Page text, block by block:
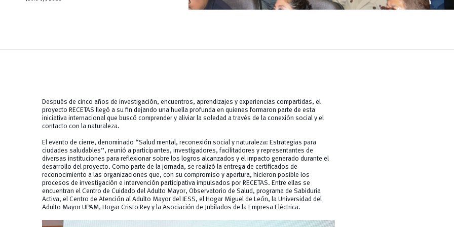
Después de cinco años de investigación, encuentros, aprendizajes y experiencias compartidas, el
proyecto RECETAS llegó a su fin dejando una huella profunda en quienes formaron parte de esta
iniciativa internacional que buscó comprender y aliviar la soledad a través de la conexión social y el
contacto con la naturaleza.
El evento de cierre, denominado “Salud mental, reconexión social y naturaleza: Estrategias para
ciudades saludables”, reunió a participantes, investigadores, facilitadores y representantes de
diversas instituciones para reflexionar sobre los logros alcanzados y el impacto generado durante el
desarrollo del proyecto. Como parte de la jornada, se realizó la entrega de certificados de
reconocimiento a las organizaciones que, con su compromiso y apertura, hicieron posible los
procesos de investigación e intervención participativa impulsados por RECETAS. Entre ellas se
encuentran el Centro de Cuidado del Adulto Mayor, Observatorio de Salud, programa de Sabiduria
Activa, el Centro de Atención al Adulto Mayor del IESS, el Hogar Miguel de León, la Universidad del
Adulto Mayor UPAM, Hogar Cristo Rey y la Asociación de Jubilados de la Empresa Eléctrica.